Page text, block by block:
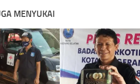
MENYUKAI